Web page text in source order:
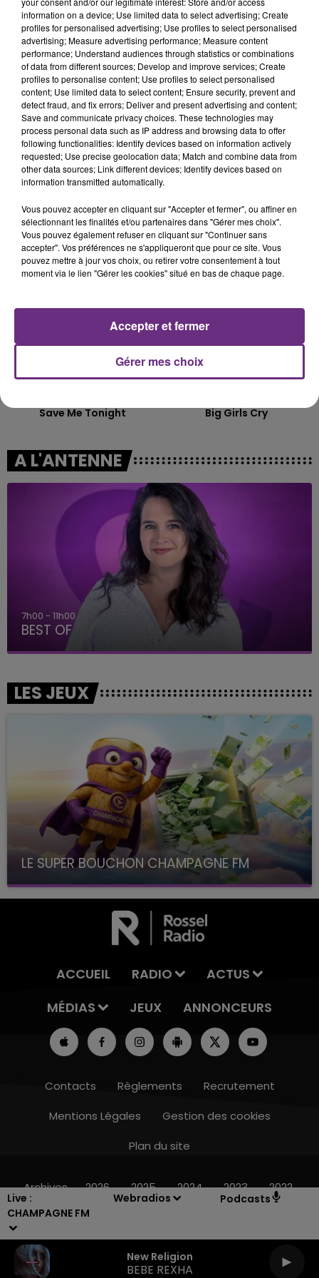
Live :
CHAMPAGNE FM
Webradios Podcasts
New Religion
BEBE REXHA
16h00 - 20h00
fermer ses portes.
TITRES DIFFUSÉS
20h41
20h41
BEBE REXHA
New Religion
20h38
20h38
PIERRE GARNIER
Ceux Qu'on Etait
20h35
20h35
Save Me Tonight
20h31
20h31
Big Girls Cry
A L'ANTENNE
7h00 - 11h00
BEST OF
LES JEUX
LE SUPER BOUCHON CHAMPAGNE FM
avec La Famille Champagne FM, à 8H10
ACCUEIL RADIO
ACTUS
MÉDIAS
JEUX ANNONCEURS
Contacts Règlements
Recrutement
Mentions Légales
Gestion des cookies
Plan du site
Archives 2026 2025 2024 2023 2022
information on a device; Use limited data to select advertising; Create
profiles for personalised advertising; Use profiles to select personalised
advertising; Measure advertising performance; Measure content
performance; Understand audiences through statistics or combinations
of data from different sources; Develop and improve services; Create
profiles to personalise content; Use profiles to select personalised
content; Use limited data to select content; Ensure security, prevent and
detect fraud, and fix errors; Deliver and present advertising and content;
Save and communicate privacy choices. These technologies may
process personal data such as IP address and browsing data to offer
following functionalities: Identify devices based on information actively
requested; Use precise geolocation data; Match and combine data from
other data sources; Link different devices; Identify devices based on
information transmitted automatically.
Vous pouvez accepter en cliquant sur "Accepter et fermer", ou affiner en
sélectionnant les finalités et/ou partenaires dans "Gérer mes choix".
Vous pouvez également refuser en cliquant sur "Continuer sans
accepter". Vos préférences ne s'appliqueront que pour ce site. Vous
pouvez mettre à jour vos choix, ou retirer votre consentement à tout
moment via le lien "Gérer les cookies" situé en bas de chaque page.
Gérer mes choix
Accepter et fermer